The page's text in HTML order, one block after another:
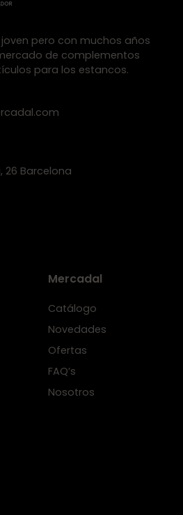
pero con muchos años
de complementos
para los estancos.
26 Barcelona
Mercadal
Catálogo
Novedades
Ofertas
FAQ’s
Nosotros